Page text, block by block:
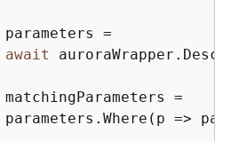
parameters =
await
matchingParameters =
parameters.Where(p =>